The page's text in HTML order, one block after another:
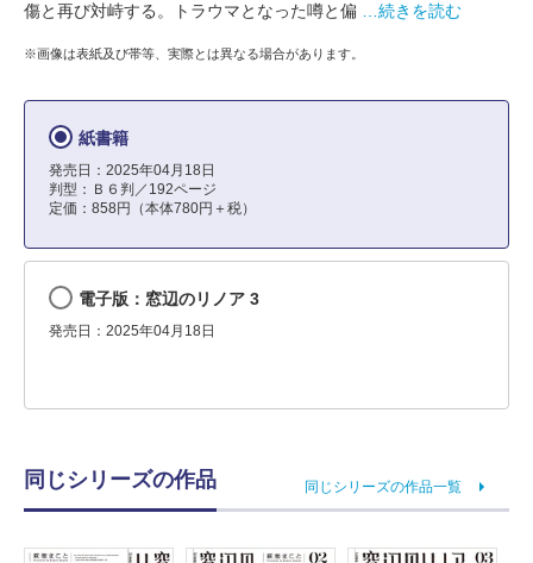
傷と再び対峙する。トラウマとなった噂と偏
…続きを読む
※画像は表紙及び帯等、実際とは異なる場合があります。
紙書籍
発売日：2025年04月18日
判型：Ｂ６判／192ページ
定価：858円（本体780円＋税）
電子版：窓辺のリノア 3
発売日：2025年04月18日
同じシリーズの作品 同じシリーズの作品一覧